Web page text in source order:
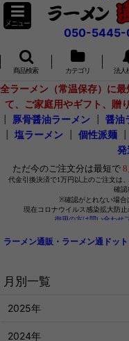
メニュー
050-5445-
商品検索 カテゴリ 法人
全ラーメン（常温保存）に
て、ご家庭用やギフト、贈
豚骨醤油ラーメン 醤油
塩ラーメン 個性派麺
発
ラーメン通販・ラーメン通ドッ
月別一覧
2025年
2024年